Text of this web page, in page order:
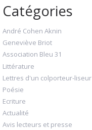
Catégories
André Cohen Aknin
Geneviève Briot
Association Bleu 31
Littérature
Lettres d'un colporteur-liseur
Poésie
Ecriture
Actualité
Avis lecteurs et presse